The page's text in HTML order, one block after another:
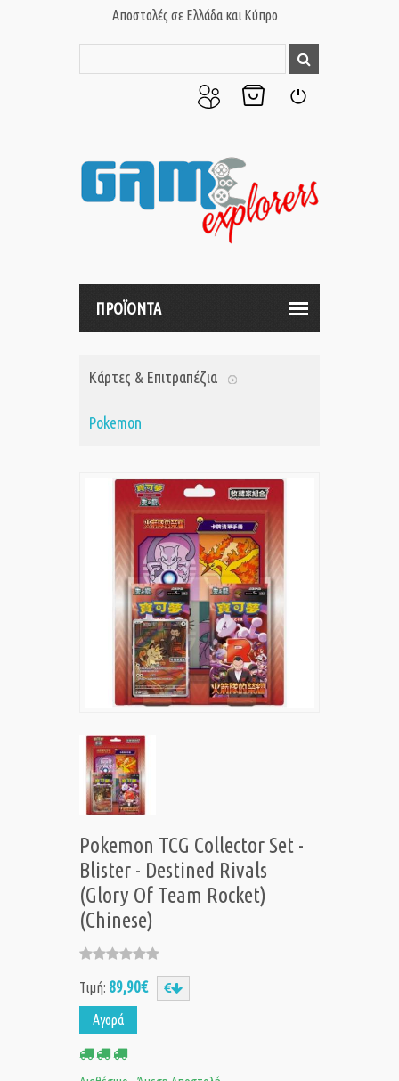
Αποστολές σε Ελλάδα και Κύπρο
μου
ΠΡΟΪΟΝΤΑ
Κάρτες & Επιτραπέζια
Pokemon
Pokemon TCG Collector Set -
Blister - Destined Rivals
(Glory Of Team Rocket)
(Chinese)
Τιμή: 89,90€
Αγορά